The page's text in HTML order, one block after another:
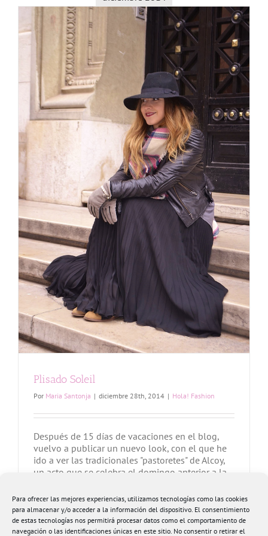
Para ofrecer las mejores experiencias, utilizamos tecnologías como las cookies
para almacenar y/o acceder a la información del dispositivo. El consentimiento
de estas tecnologías nos permitirá procesar datos como el comportamiento de
navegación o las identificaciones únicas en este sitio. No consentir o retirar el
Plisado Soleil
Por Maria Santonja | diciembre 28th, 2014 | Hola! Fashion
Después de 15 días de vacaciones en el blog,
vuelvo a publicar un nuevo look, con el que he
ido a ver las tradicionales "pastoretes" de Alcoy,
un acto que se celebra el domingo anterior a la
Turístico Nacional y las más antiguas de España y
posiblemente del [...]
Más información 0